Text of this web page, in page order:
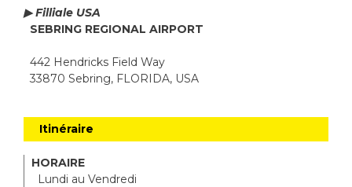
▶ Filliale USA
SEBRING REGIONAL AIRPORT
442 Hendricks Field Way
33870 Sebring, FLORIDA, USA
Itinéraire
HORAIRE
Lundi au Vendredi